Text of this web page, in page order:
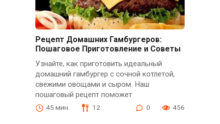
Рецепт Домашних Гамбургеров:
Пошаговое Приготовление и Советы
Узнайте, как приготовить идеальный
домашний гамбургер с сочной котлетой,
свежими овощами и сыром. Наш
пошаговый рецепт поможет
45 мин. 12 0 456